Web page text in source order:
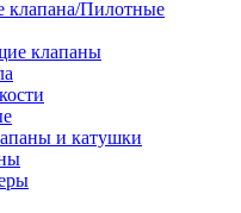
клапана/Пилотные
клапаны
и катушки